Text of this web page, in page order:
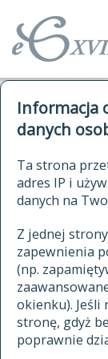
Informacja
danych
Ta strona
adres IP i
danych na
Z jednej
zapewnienia
(np.
okienku). Jeśli
stronę, gdyż
poprawnie
autorzy Słownika
historia
publikacje
źródła
autorzy tekstów
zasady
statystyki
najnowsze hasła
ostatnio
kwerendy
jak cytować